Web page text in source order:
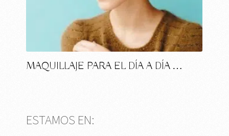
MAQUILLAJE PARA EL DÍA A DÍA …
ESTAMOS EN: